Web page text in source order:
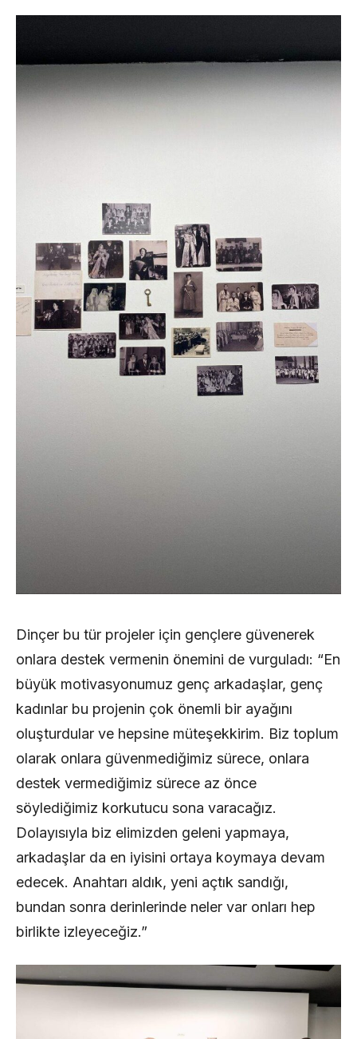
Dinçer bu tür projeler için gençlere güvenerek
onlara destek vermenin önemini de vurguladı: “En
büyük motivasyonumuz genç arkadaşlar, genç
kadınlar bu projenin çok önemli bir ayağını
oluşturdular ve hepsine müteşekkirim. Biz toplum
olarak onlara güvenmediğimiz sürece, onlara
destek vermediğimiz sürece az önce
söylediğimiz korkutucu sona varacağız.
Dolayısıyla biz elimizden geleni yapmaya,
arkadaşlar da en iyisini ortaya koymaya devam
edecek. Anahtarı aldık, yeni açtık sandığı,
bundan sonra derinlerinde neler var onları hep
birlikte izleyeceğiz.”